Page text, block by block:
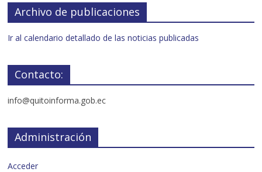
Archivo de publicaciones
Ir al calendario detallado de las noticias publicadas
Contacto:
info@quitoinforma.gob.ec
Administración
Acceder